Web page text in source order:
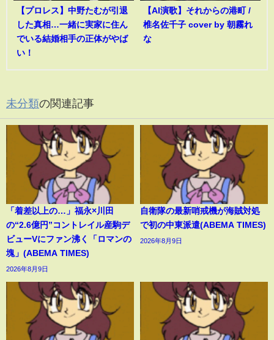
【プロレス】中野たむが引退
した真相…一緒に実家に住ん
でいる結婚相手の正体がやば
い！
【AI演歌】それからの港町 /
椎名佐千子 cover by 朝霧れ
な
未分類の関連記事
「着差以上の…」福永×川田
の“2.6億円”コントレイル産駒デ
ビューVにファン沸く「ロマンの
塊」(ABEMA TIMES)
2026年8月9日
自衛隊の最新哨戒機が海賊対処
で初の中東派遣(ABEMA TIMES)
2026年8月9日